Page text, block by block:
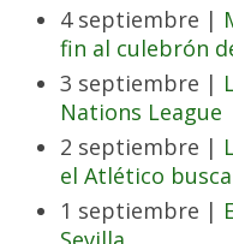
4 septiembre |
fin al culebrón
3 septiembre |
Nations League
2 septiembre |
el Atlético
1 septiembre |